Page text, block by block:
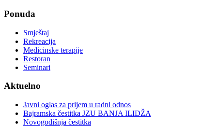
Ponuda
Smještaj
Rekreacija
Medicinske terapije
Restoran
Seminari
Aktuelno
Javni oglas za prijem u radni odnos
Bajramska čestitka JZU BANJA ILIDŽA
Novogodišnja čestitka